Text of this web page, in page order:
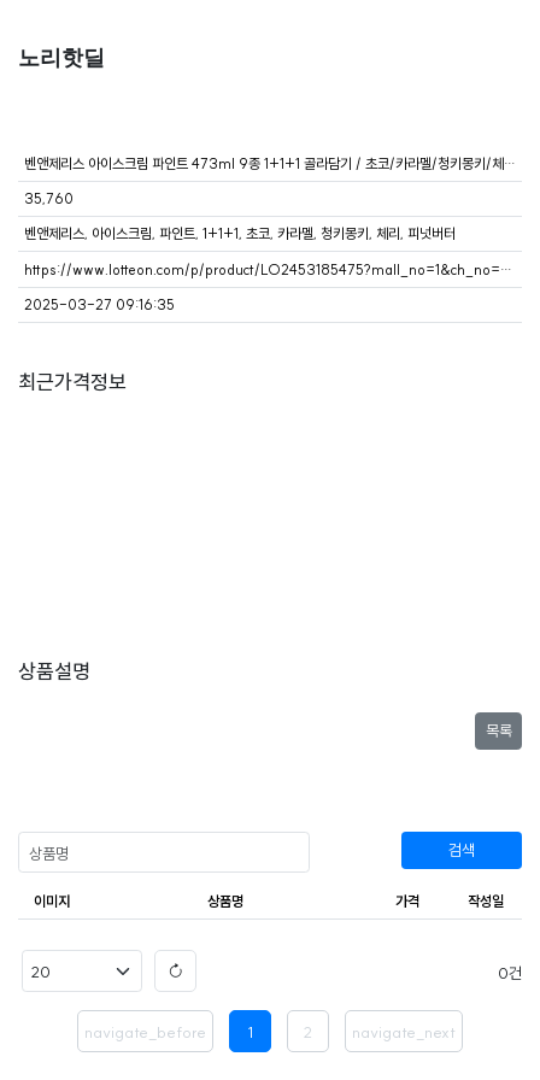
노리핫딜
벤앤제리스 아이스크림 파인트 473ml 9종 1+1+1 골라담기 / 초코/카라멜/청키몽키/체리/피넛버터 외
35,760
벤앤제리스, 아이스크림, 파인트, 1+1+1, 초코, 카라멜, 청키몽키, 체리, 피넛버터
https://www.lotteon.com/p/product/LO2453185475?mall_no=1&ch_no=101158&ch_dtl_no=1035085&ch_mem_no=290505761aThbw67e498db89
2025-03-27 09:16:35
최근가격정보
상품설명
목록
검색
이미지 상품명 가격 작성일
navigate_before 1 2 navigate_next
0